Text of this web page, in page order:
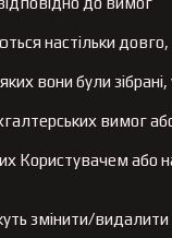
настільки довго,
вони були зібрані,
вимог
Користувачем або
змінити/видалити